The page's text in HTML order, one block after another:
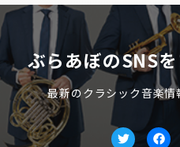
ぶらあぼのSNS
最新のクラシック音楽